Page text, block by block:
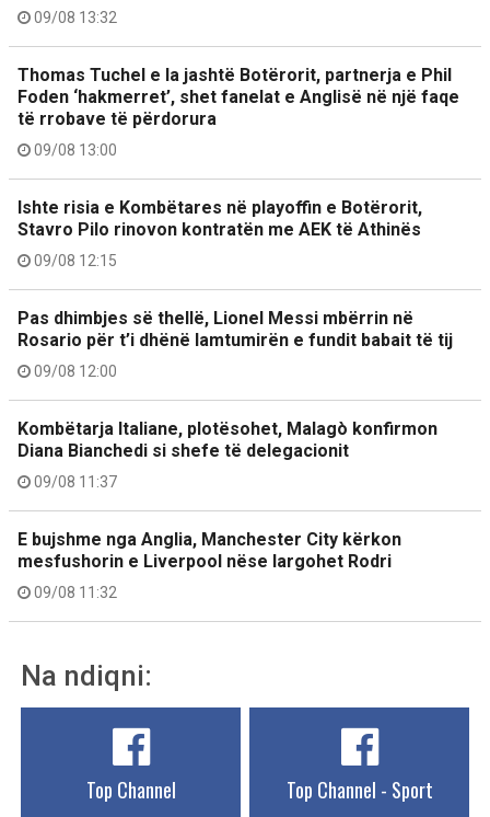
09/08 13:32
Thomas Tuchel e la jashtë Botërorit, partnerja e Phil
Foden ‘hakmerret’, shet fanelat e Anglisë në një faqe
të rrobave të përdorura
09/08 13:00
Ishte risia e Kombëtares në playoffin e Botërorit,
Stavro Pilo rinovon kontratën me AEK të Athinës
09/08 12:15
Pas dhimbjes së thellë, Lionel Messi mbërrin në
Rosario për t’i dhënë lamtumirën e fundit babait të tij
09/08 12:00
Kombëtarja Italiane, plotësohet, Malagò konfirmon
Diana Bianchedi si shefe të delegacionit
09/08 11:37
E bujshme nga Anglia, Manchester City kërkon
mesfushorin e Liverpool nëse largohet Rodri
09/08 11:32
Na ndiqni:
Top Channel Top Channel - Sport